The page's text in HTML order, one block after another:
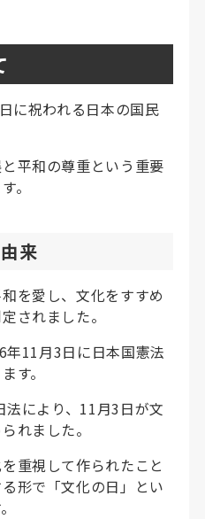
に祝われる日本の国民
平和の尊重という重要
。
来
を愛し、文化をすすめ
されました。
年11月3日に日本国憲法
す。
により、11月3日が文
れました。
重視して作られたこと
形で「文化の日」とい